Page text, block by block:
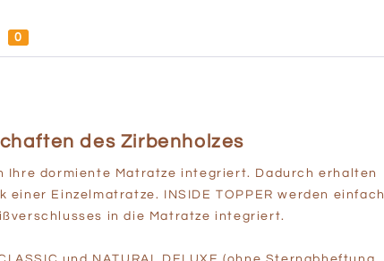
0
des Zirbenholzes
Ihre dormiente Matratze integriert. Dadurch erhalten
Einzelmatratze. INSIDE TOPPER werden einfach
in die Matratze integriert.